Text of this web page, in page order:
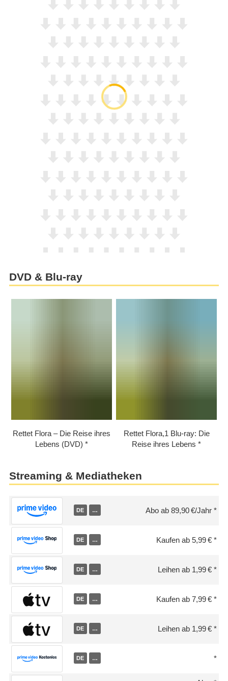
DVD & Blu-ray
Rettet Flora – Die Reise ihres
Lebens (DVD)
Rettet Flora,1 Blu-ray: Die
Reise ihres Lebens
Streaming & Mediatheken
DE … Abo ab 89,90 €/Jahr
DE … Kaufen ab 5,99 €
DE … Leihen ab 1,99 €
DE … Kaufen ab 7,99 €
DE … Leihen ab 1,99 €
DE …